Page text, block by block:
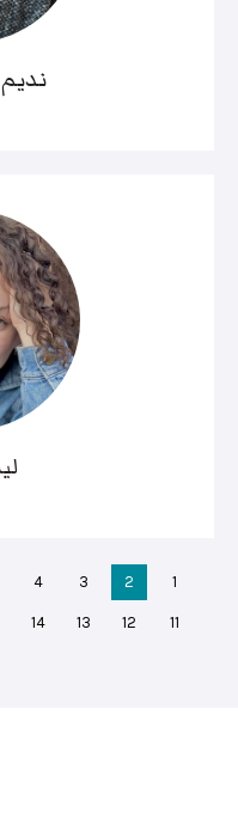
1
2
3
4
11
12
13
14